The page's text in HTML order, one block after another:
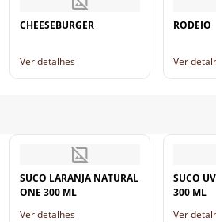
CHEESEBURGER
Ver detalhes
RODEIO
Ver
SUCO LARANJA NATURAL
ONE 300 ML
Ver detalhes
SUCO
300 ML
Ver